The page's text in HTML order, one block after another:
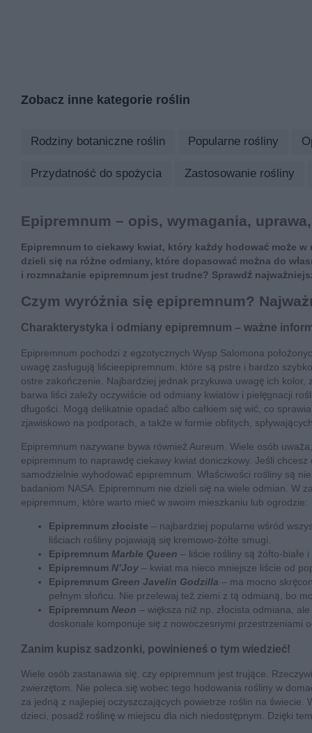
Zobacz inne kategorie roślin
Rodziny botaniczne roślin Popularne rośliny
Przydatność do spożycia Zastosowanie rośliny
Epipremnum – opis, wymagania,
Epipremnum to ciekawy kwiat, który każdy hodować może
dzieli się na różne odmiany, które dopasować można do
i rozmnażanie epipremnum jest trudne? Sprawdź
Czym wyróżnia się epipremnum?
Charakterystyka i odmiany epipremnum – ważne
Epipremnum pochodzi z egzotycznych Wysp Salomona
uwagę zasługują liścieepipremnum, które są pstre i bardzo
ostre zakończenie. Najbardziej jednak przykuwa uwagę ich
barwa liści zależy oczywiście od odmiany kwiatów i pielęgnacji
długości. Mogą delikatnie opadać albo całkiem się wić, co
zjawiskowo na podporach, a także w formie obfitych,
Epipremnum nazywane bywa również Aureum. Wiele osób
epipremnum to naprawdę ciekawy kwiat doniczkowy. Jeśli
samodzielnie wyhodować epipremnum. Właściwości rośliny są
badaniom NASA. Epipremnum nie dzieli się na wiele odmian. W
epipremnum, które warto mieć w swoim mieszkaniu lub ogrodzie:
Epipremnum złociste – najbardziej popularne wśród
liściach rośliny pojawiają się kremowo-żółte smugi.
Epipremnum Marble Queen – liście rośliny są żółto-
Epipremnum N’Joy – kwiat ma nieco mniejsze liście od
Epipremnum Green Javelin Godzilla – ma mocno
pełnym słońcu. Nie przelewaj też ziemi z tą odmianą, bo
Epipremnum Neon – większa niż np. złocista odmiana,
doskonale komponuje się z nowoczesnymi
Zanim kupisz sadzonki, powinieneś o tym wiedzieć!
Wiele osób zastanawia się, czy epipremnum jest trujące.
zwierzętom. Nie poleca się wobec tego hodowania rośliny w
za jedną z najlepiej oczyszczających powietrze roślin na świecie.
dzieci, posadź roślinę w miejscu dla nich niedostępnym. Dzięki